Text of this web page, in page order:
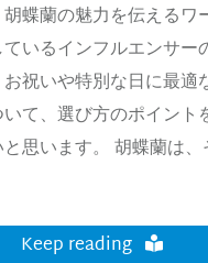
蝶蘭の魅力を伝えるワ
いるインフルエンサー
祝いや特別な日に最適
て、選び方のポイント
思います。 胡蝶蘭は
Keep reading